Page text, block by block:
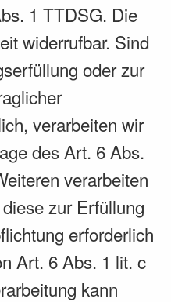
1 TTDSG. Die
widerrufbar. Sind
oder zur
verarbeiten wir
des Art. 6 Abs.
verarbeiten
zur Erfüllung
erforderlich
Art. 6 Abs. 1 lit. c
kann